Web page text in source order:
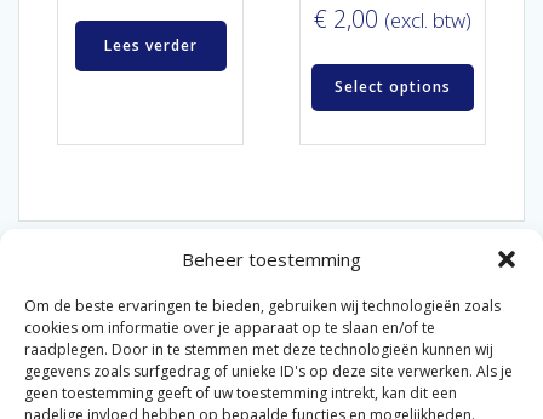
Beheer toestemming
Om de beste ervaringen te bieden, gebruiken wij technologieën zoals
cookies om informatie over je apparaat op te slaan en/of te
raadplegen. Door in te stemmen met deze technologieën kunnen wij
gegevens zoals surfgedrag of unieke ID's op deze site verwerken. Als je
geen toestemming geeft of uw toestemming intrekt, kan dit een
nadelige invloed hebben op bepaalde functies en mogelijkheden.
Lees verder
€ 2,00 (excl. btw)
Select options
© 2026 Van der Bel Las en Radiateurenbedrijf.